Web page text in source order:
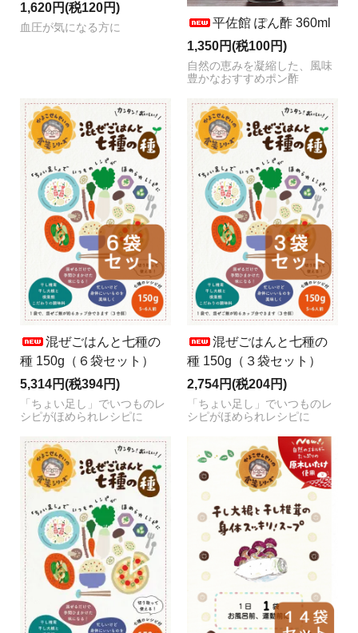
1,620円(税120円)
血圧が気になる方に
平佐館 ぽん酢 360ml
1,350円(税100円)
自然の恵みを凝縮した、風味
豊かなおすすめポン酢
混ぜごはんと七種の
種 150g（６袋セット）
5,314円(税394円)
「ちょい足し」でいつものレ
シピがほめられレシピに
混ぜごはんと七種の
種 150g（３袋セット）
2,754円(税204円)
「ちょい足し」でいつものレ
シピがほめられレシピに